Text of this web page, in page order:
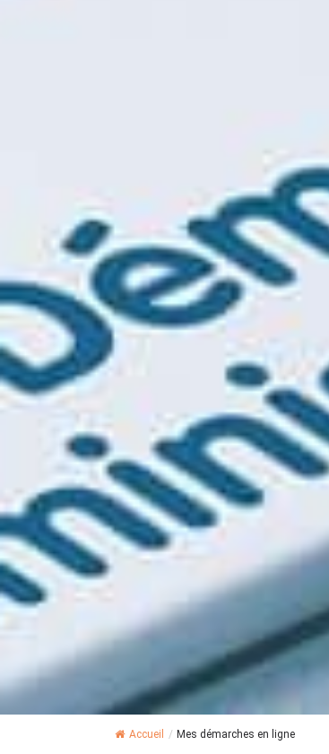
Accueil / Mes démarches en ligne